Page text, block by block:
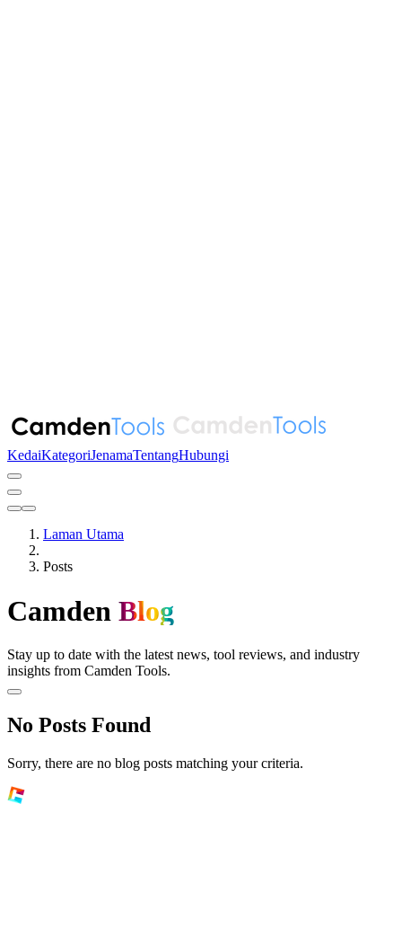
KedaiKategoriJenamaTentangHubungi
Laman Utama
Posts
Camden Blog
Stay up to date with the latest news, tool reviews, and industry
insights from Camden Tools.
No Posts Found
Sorry, there are no blog posts matching your criteria.